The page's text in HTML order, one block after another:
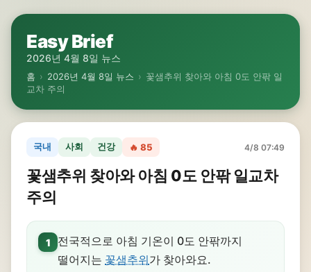
Easy Brief
2026년 4월 8일 뉴스
홈 › 2026년 4월 8일 뉴스 › 꽃샘추위 찾아와 아침 0도 안팎 일
교차 주의
국내 사회 건강 🔥 85 4/8 07:49
꽃샘추위 찾아와 아침 0도 안팎 일교차
주의
1
전국적으로 아침 기온이 0도 안팎까지
떨어지는 꽃샘추위가 찾아와요.